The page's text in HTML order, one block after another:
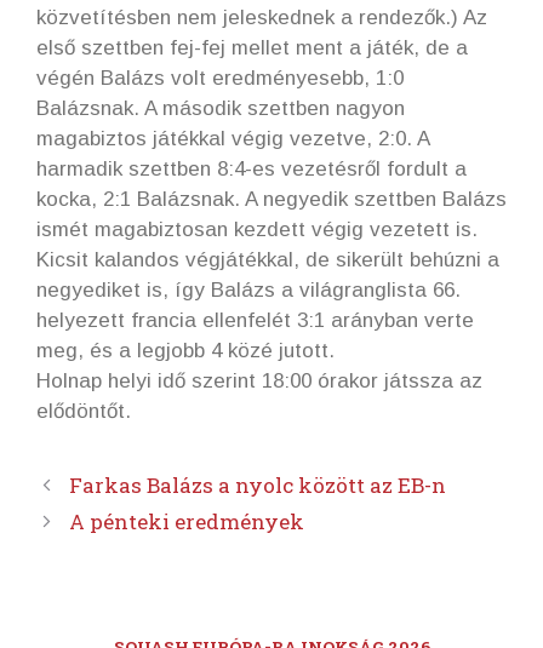
közvetítésben nem jeleskednek a rendezők.) Az
első szettben fej-fej mellet ment a játék, de a
végén Balázs volt eredményesebb, 1:0
Balázsnak. A második szettben nagyon
magabiztos játékkal végig vezetve, 2:0. A
harmadik szettben 8:4-es vezetésről fordult a
kocka, 2:1 Balázsnak. A negyedik szettben Balázs
ismét magabiztosan kezdett végig vezetett is.
Kicsit kalandos végjátékkal, de sikerült behúzni a
negyediket is, így Balázs a világranglista 66.
helyezett francia ellenfelét 3:1 arányban verte
meg, és a legjobb 4 közé jutott.
Holnap helyi idő szerint 18:00 órakor játssza az
elődöntőt.
Farkas Balázs a nyolc között az EB-n
A pénteki eredmények